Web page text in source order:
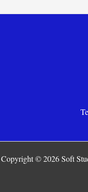
Copyright © 2026 Soft